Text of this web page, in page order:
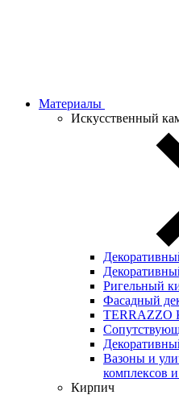
Материалы
Искусственный
Ригельный
Фасадный
TERRAZZO
Вазоны и
комплексов
Кирпич